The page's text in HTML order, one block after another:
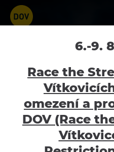
MÁME
MÍSTA V
TISKU
Home Aktuality
MÍSTA V KROUŽKU 3D
Atraktivity
Bolt Tower
Velký svět techniky
6.-9.
Race the
omezení a
DOV (Race